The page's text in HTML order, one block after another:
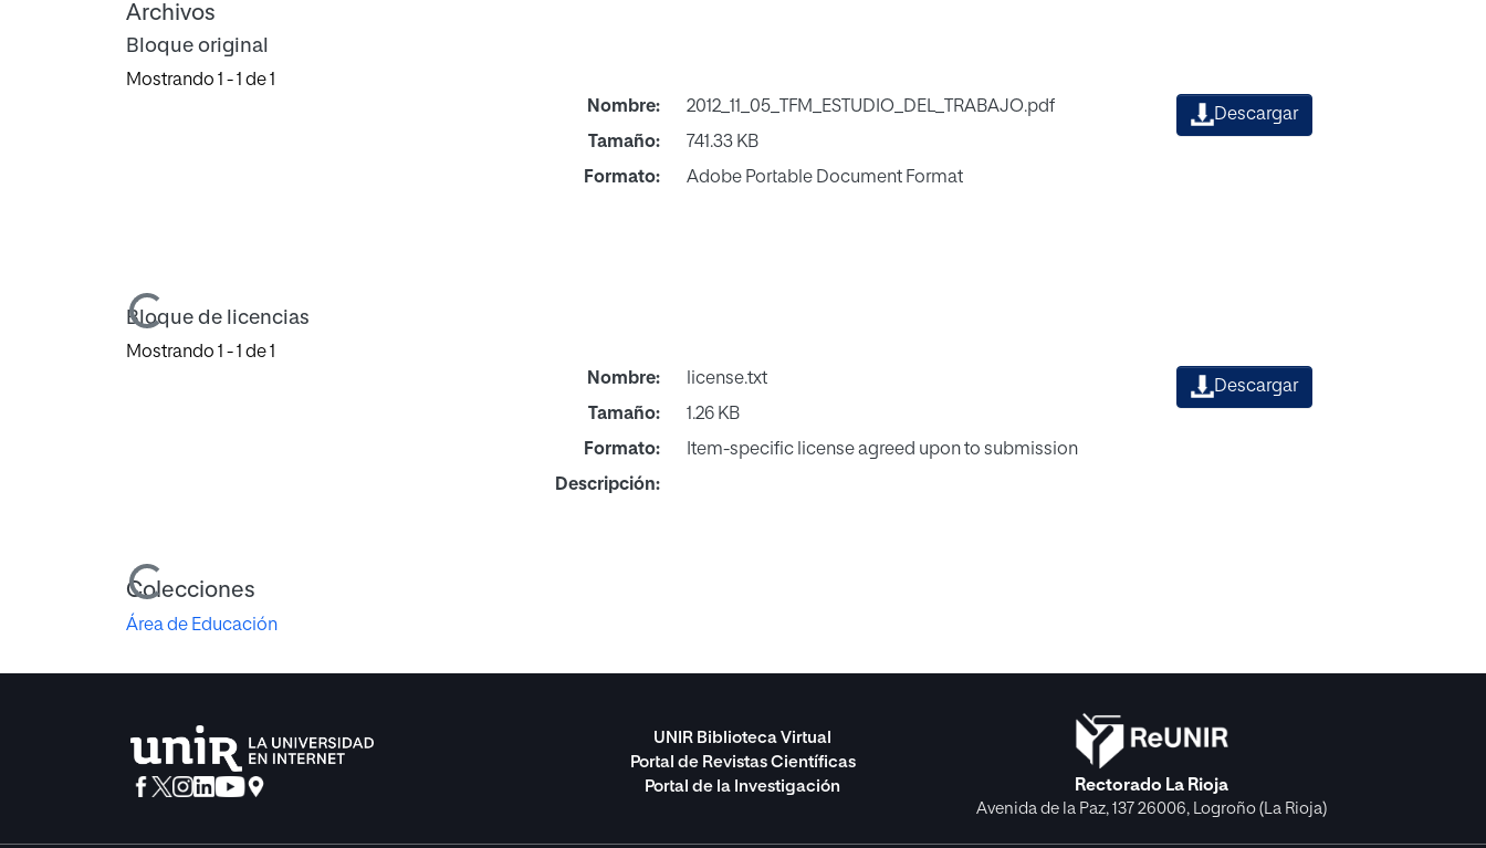
Archivos
Bloque original
Mostrando 1 - 1 de 1
Cargando...
Nombre:
2012_11_05_TFM_ESTUDIO_DEL_TRABAJO.pdf
Tamaño:
741.33 KB
Formato:
Adobe Portable Document Format
Descargar
Bloque de licencias
Mostrando 1 - 1 de 1
Cargando...
Nombre:
license.txt
Tamaño:
1.26 KB
Formato:
Item-specific license agreed upon to submission
Descripción:
Descargar
Colecciones
Área de Educación
UNIR Biblioteca Virtual
Portal de Revistas Científicas
Portal de la Investigación
Rectorado La Rioja
Avenida de la Paz, 137 26006, Logroño (La Rioja)